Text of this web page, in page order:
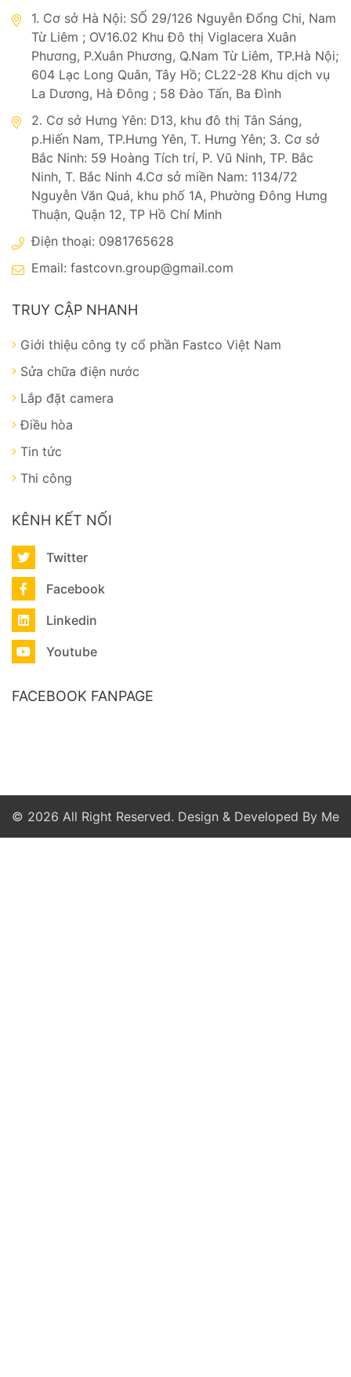
1. Cơ sở Hà Nội: SỐ 29/126 Nguyễn Đổng Chi, Nam
Từ Liêm ; OV16.02 Khu Đô thị Viglacera Xuân
Phương, P.Xuân Phương, Q.Nam Từ Liêm, TP.Hà Nội;
604 Lạc Long Quân, Tây Hồ; CL22-28 Khu dịch vụ
La Dương, Hà Đông ; 58 Đào Tấn, Ba Đình
2. Cơ sở Hưng Yên: D13, khu đô thị Tân Sáng,
p.Hiến Nam, TP.Hưng Yên, T. Hưng Yên; 3. Cơ sở
Bắc Ninh: 59 Hoàng Tích trí, P. Vũ Ninh, TP. Bắc
Ninh, T. Bắc Ninh 4.Cơ sở miền Nam: 1134/72
Nguyễn Văn Quá, khu phố 1A, Phường Đông Hưng
Thuận, Quận 12, TP Hồ Chí Minh
Điện thoại: 0981765628
Email: fastcovn.group@gmail.com
TRUY CẬP NHANH
Giới thiệu công ty cổ phần Fastco Việt Nam
Sửa chữa điện nước
Lắp đặt camera
Điều hòa
Tin tức
Thi công
KÊNH KẾT NỐI
Twitter
Facebook
Linkedin
Youtube
FACEBOOK FANPAGE
© 2026 All Right Reserved. Design & Developed By Me